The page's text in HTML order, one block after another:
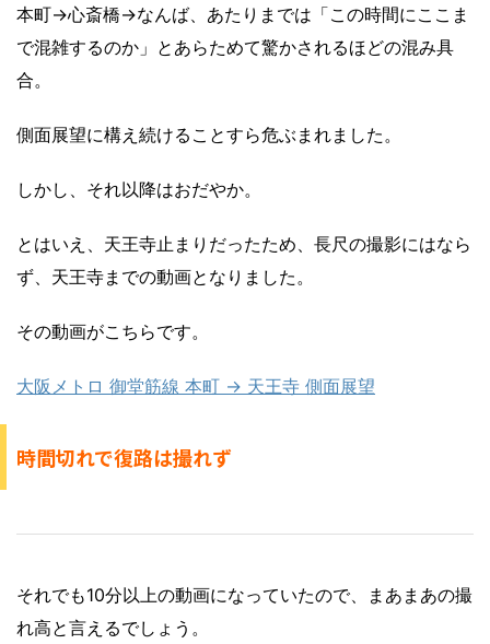
本町→心斎橋→なんば、あたりまでは「この時間にここま
で混雑するのか」とあらためて驚かされるほどの混み具
合。
側面展望に構え続けることすら危ぶまれました。
しかし、それ以降はおだやか。
とはいえ、天王寺止まりだったため、長尺の撮影にはなら
ず、天王寺までの動画となりました。
その動画がこちらです。
大阪メトロ 御堂筋線 本町 → 天王寺 側面展望
時間切れで復路は撮れず
それでも10分以上の動画になっていたので、まあまあの撮
れ高と言えるでしょう。